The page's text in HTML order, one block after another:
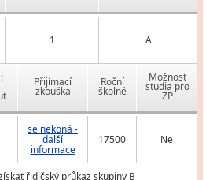
1 A
Přijímací
zkouška
Roční
školné
Možnost
studia pro
ZP
se nekoná -
další
informace
17500 Ne
řidičský průkaz skupiny B